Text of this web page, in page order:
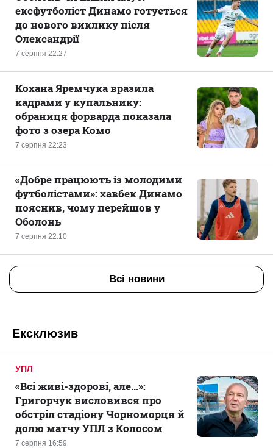
7 серпня 22:27
ексфутболіст Динамо готується
до нового виклику після
Олександрії
7 серпня 22:23
Кохана Яремчука вразила
кадрами у купальнику:
обраниця форварда показала
фото з озера Комо
7 серпня 22:10
«Добре працюють із молодими
футболістами»: хавбек Динамо
пояснив, чому перейшов у
Оболонь
Всі новини
Ексклюзив
УПЛ
7 серпня 16:59
«Всі живі-здорові, але...»:
Григорчук висловився про
обстріл стадіону Чорноморця й
долю матчу УПЛ з Колосом